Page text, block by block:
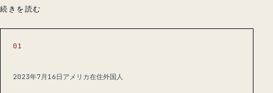
続きを読む
01
2023年7月16日 アメリカ在住外国人